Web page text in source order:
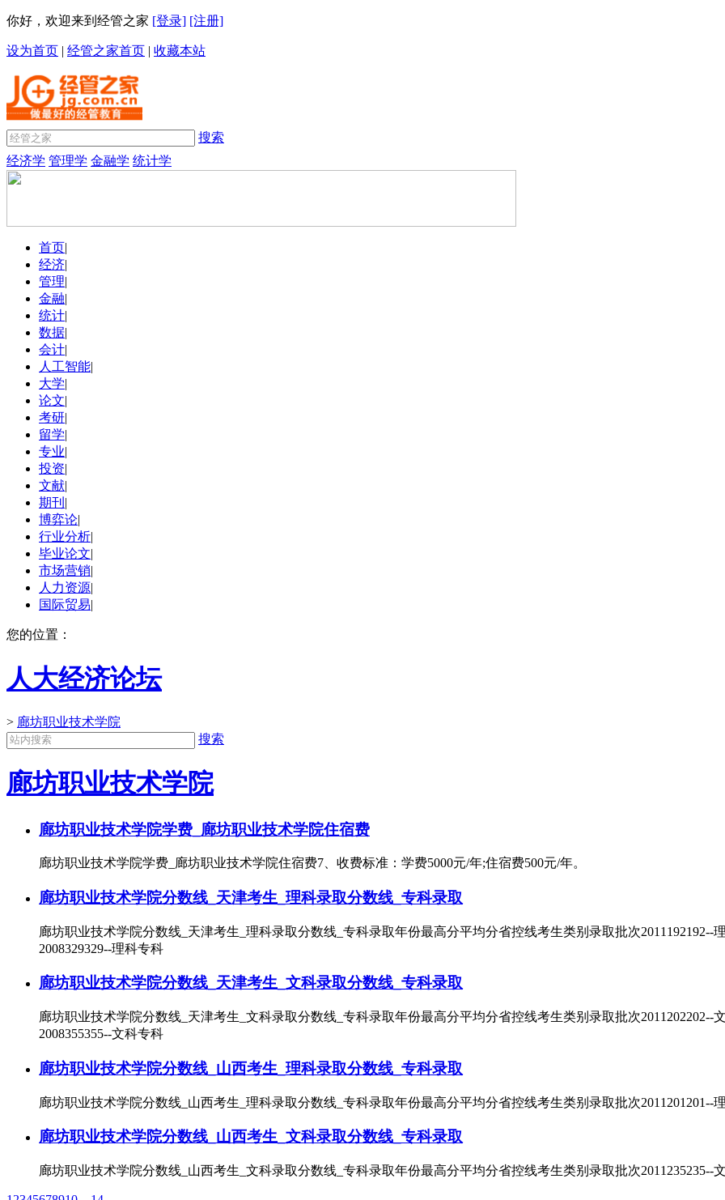
你好，欢迎来到经管之家 [登录] [注册]
设为首页 | 经管之家首页 | 收藏本站
搜索
经济学 管理学 金融学 统计学
首页|
经济|
管理|
金融|
统计|
数据|
会计|
人工智能|
大学|
论文|
考研|
留学|
专业|
投资|
文献|
期刊 |
博弈论|
行业分析|
毕业论文|
市场营销|
人力资源|
国际贸易|
您的位置：
人大经济论坛
> 廊坊职业技术学院
搜索
廊坊职业技术学院
廊坊职业技术学院学费_廊坊职业技术学院住宿费
廊坊职业技术学院学费_廊坊职业技术学院住宿费7、收费标准：学费5000元/年;住宿费500元/年。
廊坊职业技术学院分数线_天津考生_理科录取分数线_专科录取
廊坊职业技术学院分数线_天津考生_理科录取分数线_专科录取年份最高分平均分省控线考生类别录取批次2011192192--
2008329329--理科专科
廊坊职业技术学院分数线_天津考生_文科录取分数线_专科录取
廊坊职业技术学院分数线_天津考生_文科录取分数线_专科录取年份最高分平均分省控线考生类别录取批次2011202202--
2008355355--文科专科
廊坊职业技术学院分数线_山西考生_理科录取分数线_专科录取
廊坊职业技术学院分数线_山西考生_理科录取分数线_专科录取年份最高分平均分省控线考生类别录取批次2011201201--
廊坊职业技术学院分数线_山西考生_文科录取分数线_专科录取
廊坊职业技术学院分数线_山西考生_文科录取分数线_专科录取年份最高分平均分省控线考生类别录取批次2011235235--